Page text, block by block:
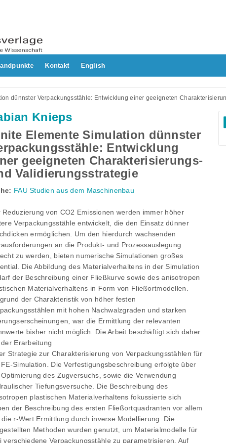
Kontakt English
dünnster Verpackungsstähle: Entwicklung einer geeigneten
Knieps
Elemente Simulation dünnster
Entwicklung
geeigneten Charakterisierungs-
Validierungsstrategie
FAU Studien aus dem Maschinenbau
Reduzierung von CO2 Emissionen werden immer höher
Verpackungsstähle entwickelt, die den Einsatz dünner
ermöglichen. Um den hierdurch wachsenden
an die Produkt- und Prozessauslegung
zu werden, bieten numerische Simulationen großes
Die Abbildung des Materialverhaltens in der Simulation
der Beschreibung einer Fließkurve sowie des anisotropen
Materialverhaltens in Form von Fließortmodellen.
der Charakteristik von höher festen
mit hohen Nachwalzgraden und starken
war die Ermittlung der relevanten
bisher nicht möglich. Die Arbeit beschäftigt sich daher
Erarbeitung
Strategie zur Charakterisierung von Verpackungsstählen für
Simulation. Die Verfestigungsbeschreibung erfolgte über
des Zugversuchs, sowie die Verwendung
Tiefungsversuche. Die Beschreibung des
plastischen Materialverhaltens fokussierte sich
der Beschreibung des ersten Fließortquadranten vor allem
die r-Wert Ermittlung durch inverse Modellierung. Die
Methoden wurden genutzt, um Materialmodelle für
verschiedene Verpackungsstähle zu parametrisieren. Auf